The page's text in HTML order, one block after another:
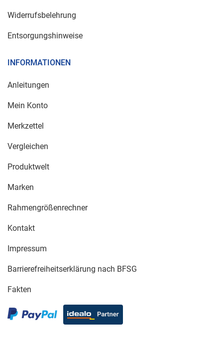
Widerrufsbelehrung
Entsorgungshinweise
INFORMATIONEN
Anleitungen
Mein Konto
Merkzettel
Vergleichen
Produktwelt
Marken
Rahmengrößenrechner
Kontakt
Impressum
Barrierefreiheitserklärung nach BFSG
Fakten